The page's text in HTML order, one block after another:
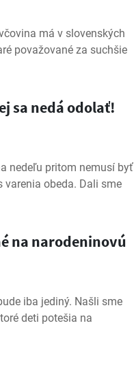
má v slovenských
považované za suchšie
sa nedá odolať!
nedeľu pritom nemusí byť
obeda. Dali sme
na narodeninovú
iba jediný. Našli sme
deti potešia na